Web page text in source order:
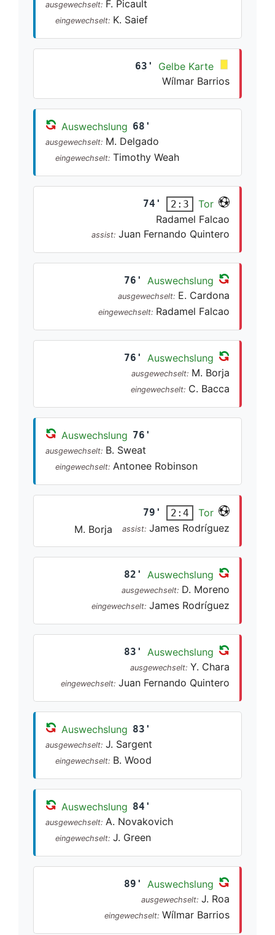
ausgewechselt: F. Picault
eingewechselt: K. Saief
63'
Gelbe Karte
Wílmar Barrios
Auswechslung 68'
ausgewechselt: M. Delgado
eingewechselt: Timothy Weah
74' 2:3
Tor
Radamel Falcao
assist: Juan Fernando Quintero
76' Auswechslung
ausgewechselt: E. Cardona
eingewechselt: Radamel Falcao
76' Auswechslung
ausgewechselt: M. Borja
eingewechselt: C. Bacca
Auswechslung 76'
ausgewechselt: B. Sweat
eingewechselt: Antonee Robinson
79' 2:4
Tor
M. Borja
assist: James Rodríguez
82' Auswechslung
ausgewechselt: D. Moreno
eingewechselt: James Rodríguez
83' Auswechslung
ausgewechselt: Y. Chara
eingewechselt: Juan Fernando Quintero
Auswechslung 83'
ausgewechselt: J. Sargent
eingewechselt: B. Wood
Auswechslung 84'
ausgewechselt: A. Novakovich
eingewechselt: J. Green
89' Auswechslung
ausgewechselt: J. Roa
eingewechselt: Wílmar Barrios